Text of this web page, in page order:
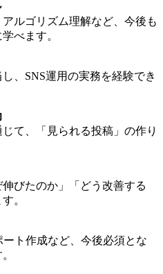
ルゴリズム理解など、今後も
べます。
、SNS運用の実務を経験でき
て、「見られる投稿」の作り
びたのか」「どう改善する
。
ト作成など、今後必須とな